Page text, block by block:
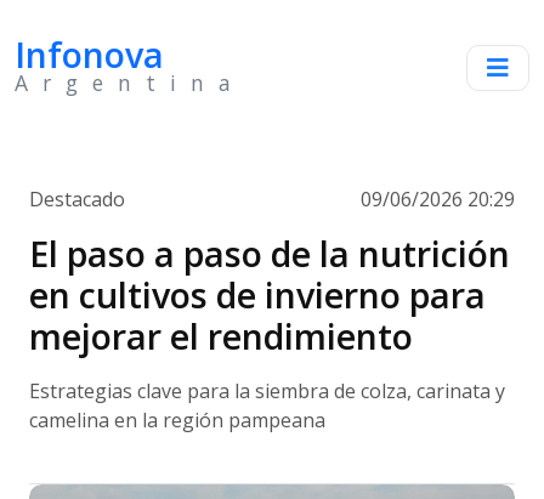
Infonova
Argentina
Destacado 09/06/2026 20:29
El paso a paso de la nutrición
en cultivos de invierno para
mejorar el rendimiento
Estrategias clave para la siembra de colza, carinata y
camelina en la región pampeana